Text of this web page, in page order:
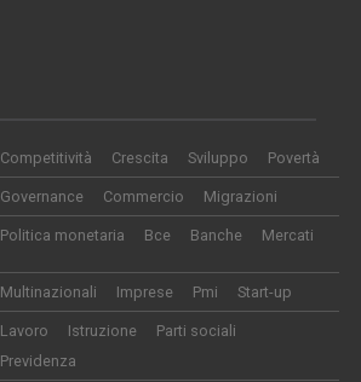
Competitività Crescita Sviluppo Povertà
Governance Commercio Migrazioni
Politica monetaria Bce Banche Mercati
Multinazionali Imprese Pmi Start-up
Lavoro Istruzione
Parti sociali
Previdenza